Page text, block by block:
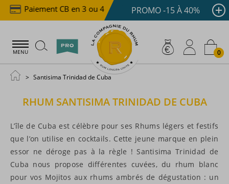
Paiement CB en 3 ou 4x dès 100 € Livraison
PROMO -15 À 40%
MENU 0
Santisima Trinidad de Cuba
RHUM SANTISIMA TRINIDAD DE CUBA
L’île de Cuba est célèbre pour ses Rhums légers et festifs
que l’on utilise en cocktails. Cette jeune marque en plein
essor ne déroge pas à la règle ! Santisima Trinidad de
Cuba nous propose différentes cuvées, du rhum blanc
pour vos Mojitos aux rhums ambrés de dégustation : un